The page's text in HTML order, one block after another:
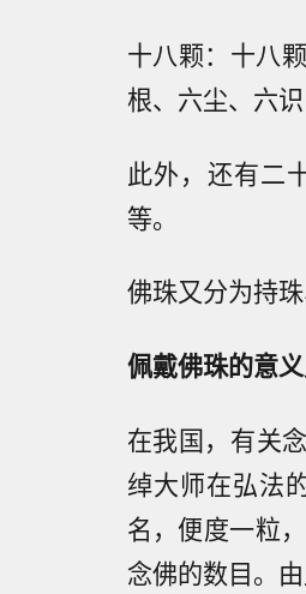
十八颗：十八
根、六尘、六识
此外，还有二
等。
佛珠又分为持
佩戴佛珠的意
在我国，有关
绰大师在弘法
名，便度一粒
念佛的数目。